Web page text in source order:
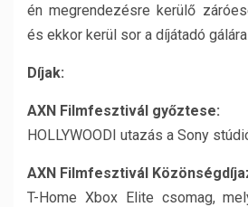
én megrendezésre kerülő
és ekkor kerül sor a díjátadó
Díjak:
AXN Filmfesztivál győztese:
HOLLYWOODI utazás a Sony
AXN Filmfesztivál
T-Home Xbox Elite csomag,